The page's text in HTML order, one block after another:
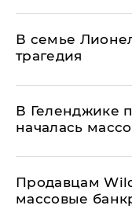
В семье
трагедия
В Геленджике
началась
Продавцам
массовые